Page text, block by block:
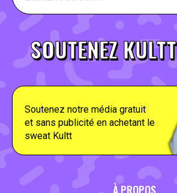
SOUTENEZ KULTT
Soutenez notre média gratuit
et sans publicité en achetant le
sweat Kultt